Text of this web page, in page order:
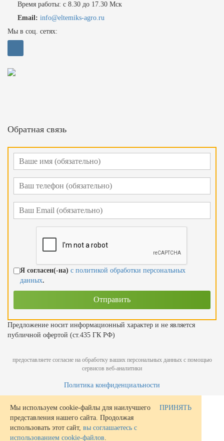
Время работы: с 8.30 до 17.30 Мск
Email: info@eltemiks-agro.ru
Мы в соц. сетях:
Обратная связь
Я согласен(-на) с политикой обработки персональных
данных.
Предложение носит информационный характер и не является
публичной офертой (ст.435 ГК РФ)
предоставляете согласие на обработку ваших персональных данных с помощью
сервисов веб-аналитики
Политика конфиденциальности
Мы используем cookie-файлы для наилучшего
представления нашего сайта. Продолжая
использовать этот сайт, вы соглашаетесь с
использованием cookie-файлов
ПРИНЯТЬ